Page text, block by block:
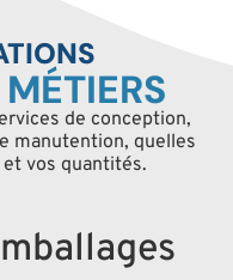
de conception,
manutention, quelles
vos quantités.